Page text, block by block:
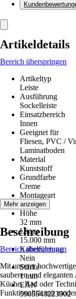
Artikeldetails
Bereich überspringen
Artikeltyp
Leiste
Ausführung
Sockelleiste
Einsatzbereich
Innen
Geeignet für
Fliesen, PVC /
Laminatboden
Material
Kunststoff
Grundfarbe
Creme
Montageart
Kleben
Höhe
32 mm
Länge
15.000 mm
Kabelführung
Nein
Stärke
1 mm
EAN
5905548223902
Mehr anzeigen
Beschreibung
Bereich überspringen
Mit unserer
sauberen und
Küche, Bad oder
Funktionalität mit